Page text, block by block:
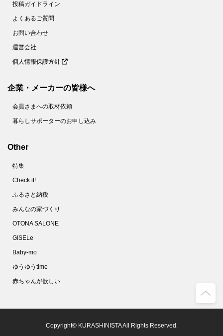
投稿ガイドライン
よくあるご質問
お問い合わせ
運営会社
個人情報保護方針
企業・メーカーの皆様へ
会員さまへの取材依頼
暮らしサポーターのお申し込み
Other
特集
Check it!
ふるさと納税
みんなの家づくり
OTONA SALONE
GISELe
Baby-mo
ゆうゆうtime
赤ちゃんが欲しい
Copyright© KURASHINISTA All Rights Reserved.